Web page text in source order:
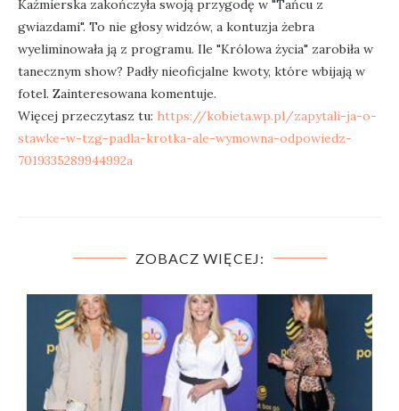
Kaźmierska zakończyła swoją przygodę w "Tańcu z
gwiazdami". To nie głosy widzów, a kontuzja żebra
wyeliminowała ją z programu. Ile "Królowa życia" zarobiła w
tanecznym show? Padły nieoficjalne kwoty, które wbijają w
fotel. Zainteresowana komentuje.
Więcej przeczytasz tu: https://kobieta.wp.pl/zapytali-ja-o-
stawke-w-tzg-padla-krotka-ale-wymowna-odpowiedz-
7019335289944992a
ZOBACZ WIĘCEJ: